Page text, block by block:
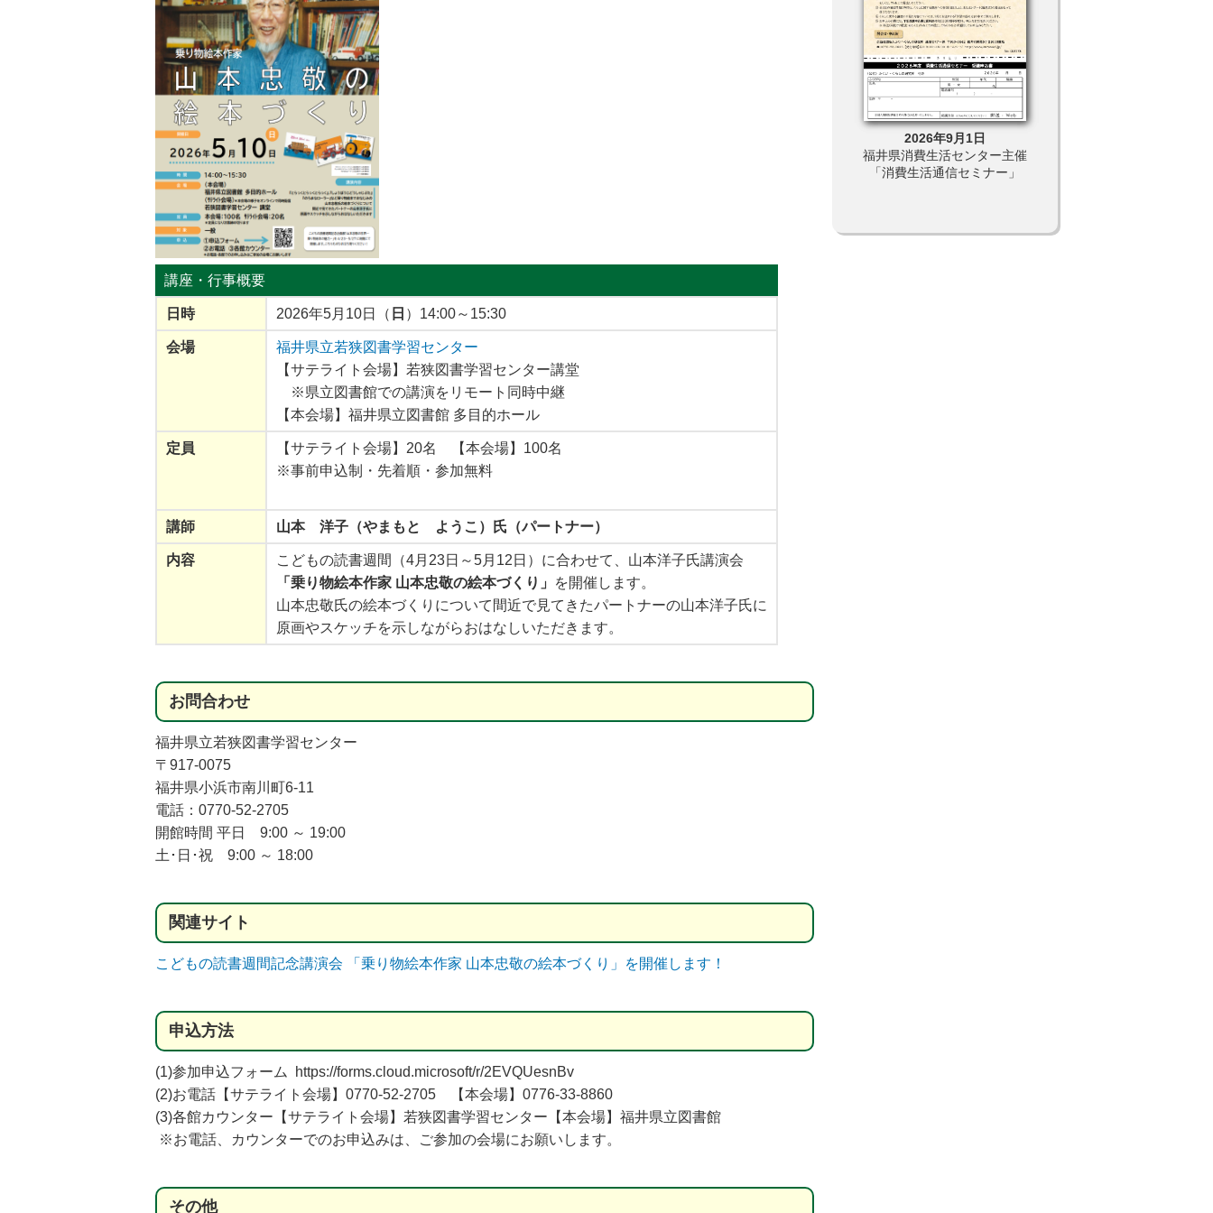
講座・行事概要
日時 2026年5月10日（ 日 ）14:00～15:30
会場
福井県立若狭図書学習センター
【サテライト会場】若狭図書学習センター講堂
※県立図書館での講演をリモート同時中継
【本会場】福井県立図書館 多目的ホール
定員
【サテライト会場】20名 【本会場】100名
※事前申込制・先着順・参加無料
講師 山本 洋子（やまもと ようこ）氏（パートナー）
内容
こどもの読書週間（4月23日～5月12日）に合わせて、山本洋子氏講演会
「乗り物絵本作家 山本忠敬の絵本づくり」
を開催します。
山本忠敬氏の絵本づくりについて間近で見てきたパートナーの山本洋子氏に
原画やスケッチを示しながらおはなしいただきます。
お問合わせ
福井県立若狭図書学習センター
〒917-0075
福井県小浜市南川町6-11
電話：0770-52-2705
開館時間 平日 9:00 ～ 19:00
土･日･祝 9:00 ～ 18:00
関連サイト
こどもの読書週間記念講演会 「乗り物絵本作家 山本忠敬の絵本づくり」を開催します！
申込方法
(1)参加申込フォーム https://forms.cloud.microsoft/r/2EVQUesnBv
(2)お電話【サテライト会場】0770-52-2705 【本会場】0776-33-8860
(3)各館カウンター【サテライト会場】若狭図書学習センター【本会場】福井県立図書館
※お電話、カウンターでのお申込みは、ご参加の会場にお願いします。
その他
2026年8月23日
福井県ふるさと文学館 「鈴
木万里氏講演会」
2026年7月30日
福井ライフ・アカデミー主
催 ゆうあいシアター②「夏
休みこどもシアター」
2026年9月1日
福井県消費生活センター主催
「消費生活通信セミナー」